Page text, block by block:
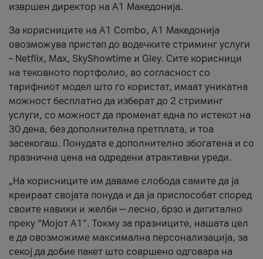
извршен директор на А1 Македонија.
За корисниците на A1 Combo, А1 Македонија
овозможува пристап до водечките стриминг услуги
– Netflix, Max, SkyShowtime и Gley. Сите корисници
на тековното портфолио, во согласност со
тарифниот модел што го користат, имаат уникатна
можност бесплатно да изберат до 2 стриминг
услуги, со можност да променат една по истекот на
30 дена, без дополнителна претплата, и тоа
засекогаш. Понудата е дополнително збогатена и со
празнична цена на одредени атрактивни уреди.
„На корисниците им даваме слобода самите да ја
креираат својата понуда и да ја приспособат според
своите навики и желби — лесно, брзо и дигитално
преку “Мојот А1”. Токму за празниците, нашата цел
е да овозможиме максимална персонализација, за
секој да добие пакет што совршено одговара на